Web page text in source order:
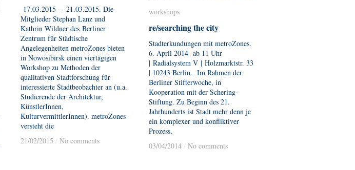
17.03.2015 – 21.03.2015. Die
Mitglieder Stephan Lanz und
Kathrin Wildner des Berliner
Zentrum für Städtische
Angelegenheiten metroZones bieten
in Nowosibirsk einen viertägigen
Workshop zu Methoden der
qualitativen Stadtforschung für
interessierte Stadtbeobachter an (u.a.
Studierende der Architektur,
KünstlerInnen,
KulturvermittlerInnen). metroZones
versteht die
21/02/2015 / No comments
21/02/2015 / No comments
workshops
re/searching the city
Stadterkundungen mit metroZones.
6. April 2014 ab 11 Uhr
| Radialsystem V | Holzmarktstr. 33
| 10243 Berlin. Im Rahmen der
Berliner Stifterwoche, in
Kooperation mit der Schering-
Stiftung. Zu Beginn des 21.
Jahrhunderts ist Stadt mehr denn je
ein komplexer und konfliktiver
Prozess,
03/04/2014 / No comments
workshops
re/searching the city
03/04/2014 / No comments